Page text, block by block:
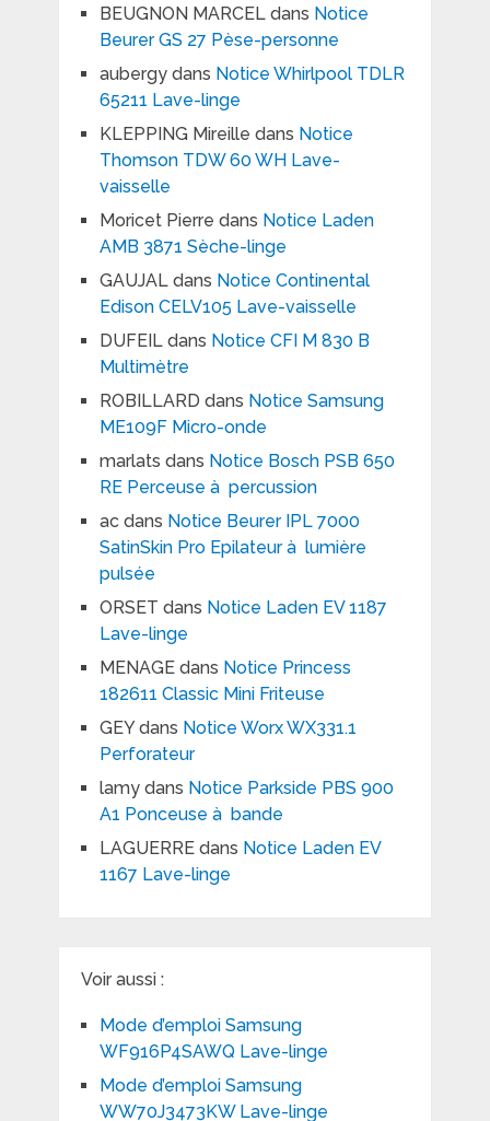
BEUGNON MARCELdans Notice
Beurer GS 27 Pèse-personne
aubergydans Notice Whirlpool TDLR
65211 Lave-linge
KLEPPING Mireille dans Notice
Thomson TDW 60 WH Lave-
vaisselle
Moricet Pierre dans Notice Laden
AMB 3871 Sèche-linge
GAUJALdans Notice Continental
Edison CELV105 Lave-vaisselle
DUFEILdans Notice CFI M 830 B
Multimètre
ROBILLARD dans Notice Samsung
ME109F Micro-onde
marlats dans Notice Bosch PSB 650
RE Perceuse à percussion
acdans Notice Beurer IPL 7000
SatinSkin Pro Epilateur à lumière
pulsée
ORSET dans Notice Laden EV 1187
Lave-linge
MENAGEdans Notice Princess
182611 Classic Mini Friteuse
GEYdans Notice Worx WX331.1
Perforateur
lamydans Notice Parkside PBS 900
A1 Ponceuse à bande
LAGUERREdans Notice Laden EV
1167 Lave-linge
Voir aussi :
Mode d’emploi Samsung
WF916P4SAWQ Lave-linge
Mode d’emploi Samsung
WW70J3473KW Lave-linge